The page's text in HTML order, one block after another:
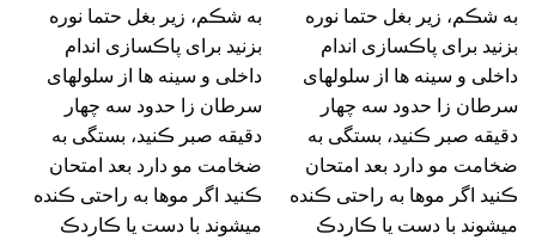
به شڪم، زیر بغل حتما نوره
بزنید برای پاڪسازی اندام
داخلی و سینه ها از سلولهای
سرطان زا حدود سه چهار
دقیقه صبر ڪنید، بستگی به
ضخامت مو دارد بعد امتحان
ڪنید اگر موها به راحتی ڪنده
میشوند با دست یا ڪاردڪ
به شڪم، زیر بغل حتما نوره
بزنید برای پاڪسازی اندام
داخلی و سینه ها از سلولهای
سرطان زا حدود سه چهار
دقیقه صبر ڪنید، بستگی به
ضخامت مو دارد بعد امتحان
ڪنید اگر موها به راحتی ڪنده
میشوند با دست یا ڪاردڪ